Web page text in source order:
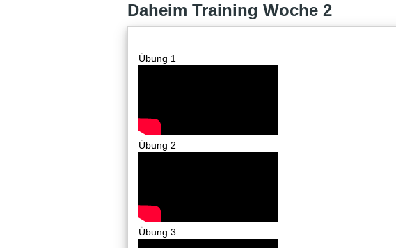
Daheim Training Woche 2
Übung 1
Übung 2
Übung 3